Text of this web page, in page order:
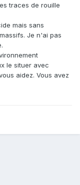
traces de rouille
mais sans
Je n'ai pas
le situer avec
aidez. Vous avez